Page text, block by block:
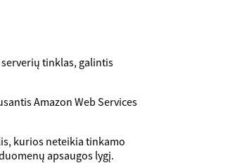
tinklas, galintis
Amazon Web Services
kurios neteikia tinkamo
apsaugos lygį.